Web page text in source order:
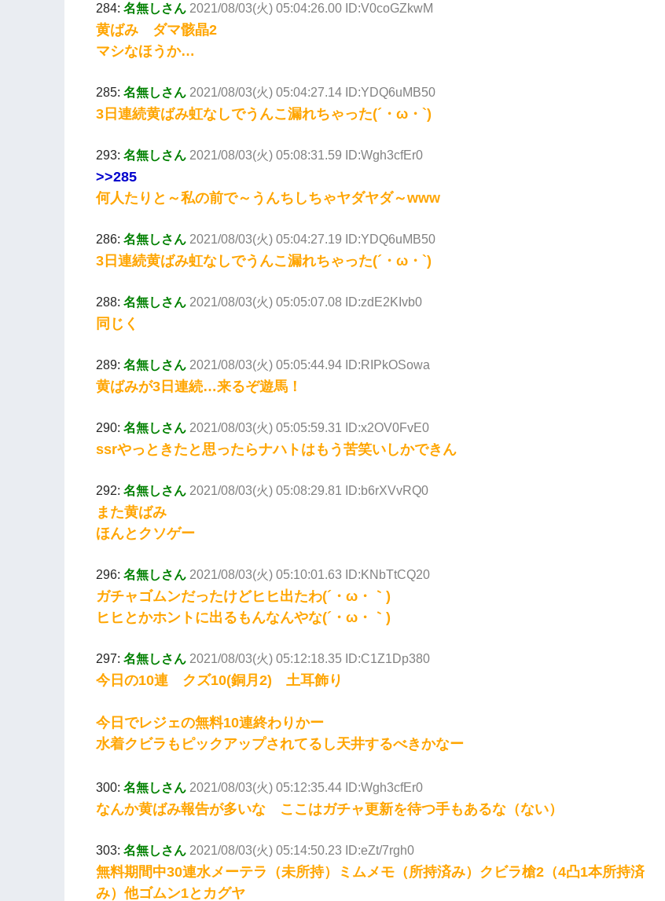
284: 名無しさん 2021/08/03(火) 05:04:26.00 ID:V0coGZkwM
黄ばみ ダマ骸晶2
マシなほうか…
285: 名無しさん 2021/08/03(火) 05:04:27.14 ID:YDQ6uMB50
3日連続黄ばみ虹なしでうんこ漏れちゃった(´・ω・`)
293: 名無しさん 2021/08/03(火) 05:08:31.59 ID:Wgh3cfEr0
>>285
何人たりと～私の前で～うんちしちゃヤダヤダ～www
286: 名無しさん 2021/08/03(火) 05:04:27.19 ID:YDQ6uMB50
3日連続黄ばみ虹なしでうんこ漏れちゃった(´・ω・`)
288: 名無しさん 2021/08/03(火) 05:05:07.08 ID:zdE2KIvb0
同じく
289: 名無しさん 2021/08/03(火) 05:05:44.94 ID:RIPkOSowa
黄ばみが3日連続…来るぞ遊馬！
290: 名無しさん 2021/08/03(火) 05:05:59.31 ID:x2OV0FvE0
ssrやっときたと思ったらナハトはもう苦笑いしかできん
292: 名無しさん 2021/08/03(火) 05:08:29.81 ID:b6rXVvRQ0
また黄ばみ
ほんとクソゲー
296: 名無しさん 2021/08/03(火) 05:10:01.63 ID:KNbTtCQ20
ガチャゴムンだったけどヒヒ出たわ(´・ω・｀)
ヒヒとかホントに出るもんなんやな(´・ω・｀)
297: 名無しさん 2021/08/03(火) 05:12:18.35 ID:C1Z1Dp380
今日の10連 クズ10(銅月2) 土耳飾り
今日でレジェの無料10連終わりかー
水着クビラもピックアップされてるし天井するべきかなー
300: 名無しさん 2021/08/03(火) 05:12:35.44 ID:Wgh3cfEr0
なんか黄ばみ報告が多いな ここはガチャ更新を待つ手もあるな（ない）
303: 名無しさん 2021/08/03(火) 05:14:50.23 ID:eZt/7rgh0
無料期間中30連水メーテラ（未所持）ミムメモ（所持済み）クビラ槍2（4凸1本所持済
み）他ゴムン1とカグヤ